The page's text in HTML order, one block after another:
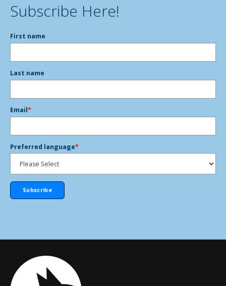
Subscribe Here!
First name
Last name
Email*
Preferred language*